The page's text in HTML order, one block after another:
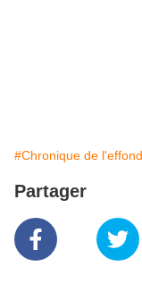
#Chronique de
Partager